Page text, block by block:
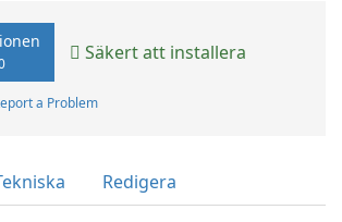
Säkert att installera
a Problem
Redigera